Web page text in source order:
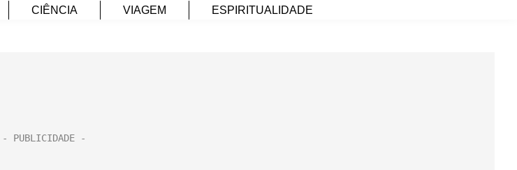
CIÊNCIA VIAGEM ESPIRITUALIDADE